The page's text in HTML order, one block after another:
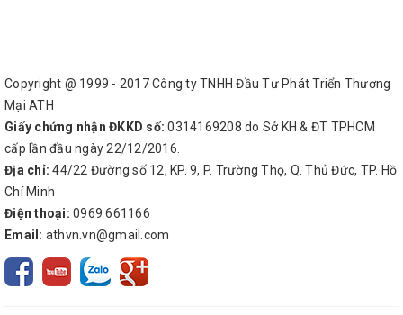
Copyright @ 1999 - 2017 Công ty TNHH Đầu Tư Phát Triển Thương
Mại ATH
Giấy chứng nhận ĐKKD số: 0314169208 do Sở KH & ĐT TPHCM
cấp lần đầu ngày 22/12/2016.
Địa chỉ: 44/22 Đường số 12, KP. 9, P. Trường Thọ, Q. Thủ Đức, TP. Hồ
Chí Minh
Điện thoại: 0969 661166
Email: athvn.vn@gmail.com